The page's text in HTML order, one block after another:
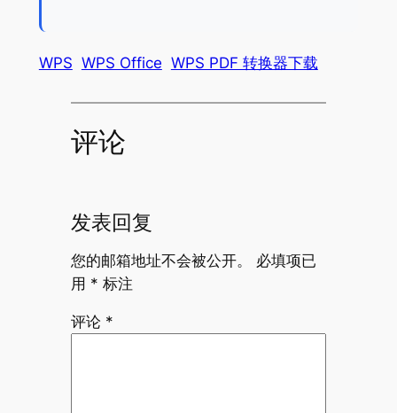
WPS WPS Office WPS PDF 转换器下载
评论
发表回复
您的邮箱地址不会被公开。
必填项已
用 * 标注
评论 *